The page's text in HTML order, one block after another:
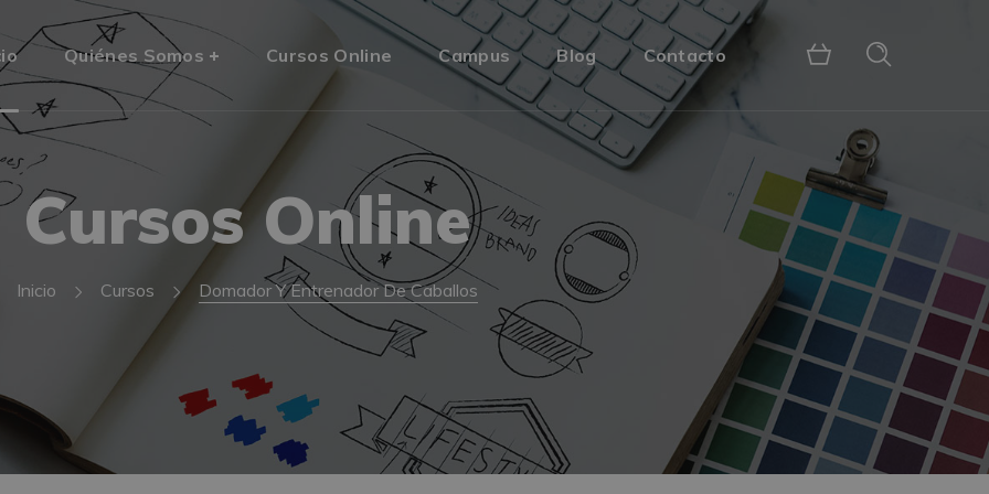
Quiénes Somos Cursos Online Campus Blog Contacto
Cursos Online
Inicio Cursos Domador Y Entrenador De Caballos